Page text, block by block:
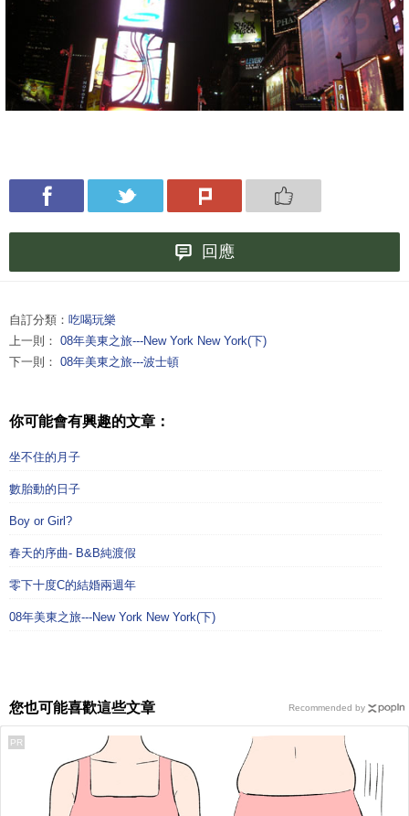
回應
自訂分類： 吃喝玩樂
上一則： 08年美東之旅---New York New York(下)
下一則： 08年美東之旅---波士頓
你可能會有興趣的文章：
坐不住的月子
數胎動的日子
Boy or Girl?
春天的序曲- B&B純渡假
零下十度C的結婚兩週年
08年美東之旅---New York New York(下)
您也可能喜歡這些文章
PR
Recommended by